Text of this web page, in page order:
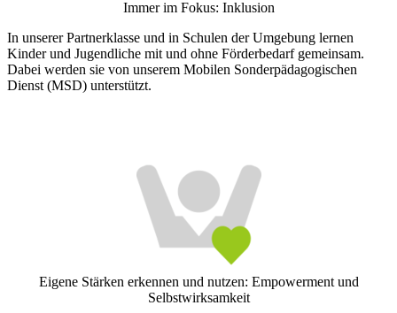
Immer im Fokus: Inklusion
In unserer Partnerklasse und in Schulen der Umgebung lernen
Kinder und Jugendliche mit und ohne Förderbedarf gemeinsam.
Dabei werden sie von unserem Mobilen Sonderpädagogischen
Dienst (MSD) unterstützt.
Eigene Stärken erkennen und nutzen: Empowerment und
Selbstwirksamkeit